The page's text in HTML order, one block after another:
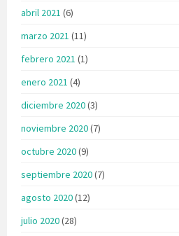
abril 2021 (6)
marzo 2021 (11)
febrero 2021 (1)
enero 2021 (4)
diciembre 2020(3)
noviembre 2020(7)
octubre 2020(9)
septiembre 2020(7)
agosto 2020(12)
julio 2020(28)